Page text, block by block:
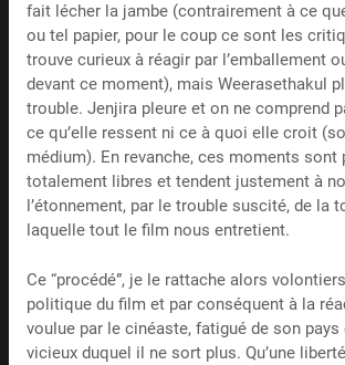
fait lécher la jambe (contrairement à ce
ou tel papier, pour le coup ce sont les
trouve curieux à réagir par l’emballement
devant ce moment), mais Weerasethakul
trouble. Jenjira pleure et on ne comprend
ce qu’elle ressent ni ce à quoi elle croit
médium). En revanche, ces moments sont
totalement libres et tendent justement à
l’étonnement, par le trouble suscité, de la
laquelle tout le film nous entretient.
Ce “procédé”, je le rattache alors
politique du film et par conséquent à la
voulue par le cinéaste, fatigué de son
vicieux duquel il ne sort plus. Qu’une